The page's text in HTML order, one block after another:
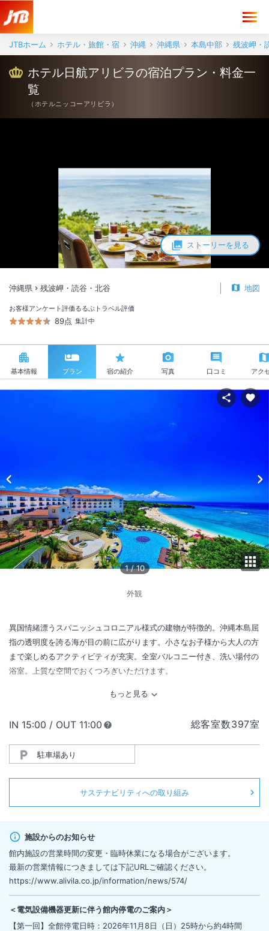
JTBホーム ホテル・旅館・宿 沖縄 沖縄県 本島中部 残波岬・
ストーリーを見る
ホテル日航アリビラの宿泊プラン・料金一
覧
（ ホテルニッコーアリビラ ）
沖縄県 残波岬・読谷・北谷 地図
お客様アンケート評価
89点
るるぶトラベル評価
集計中
基本情報 プラン 宿の紹介 写真 口コミ アク
1 /10
外観
異国情緒漂うスパニッシュコロニアル様式の建物が特徴的。沖縄本島屈
指の透明度を誇る海が目の前に広がります。小さなお子様から大人の方
まで楽しめるアクティビティが充実。全室バルコニー付き、洗い場付の
浴室。上質な空間でおくつろぎいただけます。
総客室数397室
IN チェックイン
15:00 / OUT チェックアウト
11:00
駐車場あり
サステナビリティへの取り組み
施設からのお知らせ
館内施設の営業時間の変更・臨時休業になる場合がございます。
最新の営業情報につきましては下記URLご確認ください。
https://www.alivila.co.jp/information/news/574/
＜電気設備機器更新に伴う館内停電のご案内＞
【第一回】全館停電日時：2026年11月8日（日）25時から約4時間